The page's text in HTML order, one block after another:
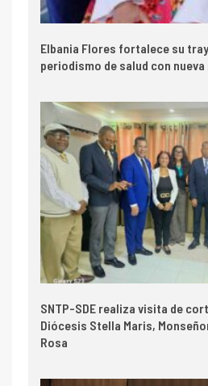
Elbania Flores fortalece su
periodismo de salud con
SNTP-SDE realiza visita de
Diócesis Stella Maris,
Rosa